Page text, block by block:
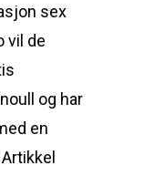
sex
vil de
og har
en